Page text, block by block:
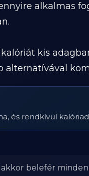
alkalmas
kis
alternatívával
és rendkívül
belefér